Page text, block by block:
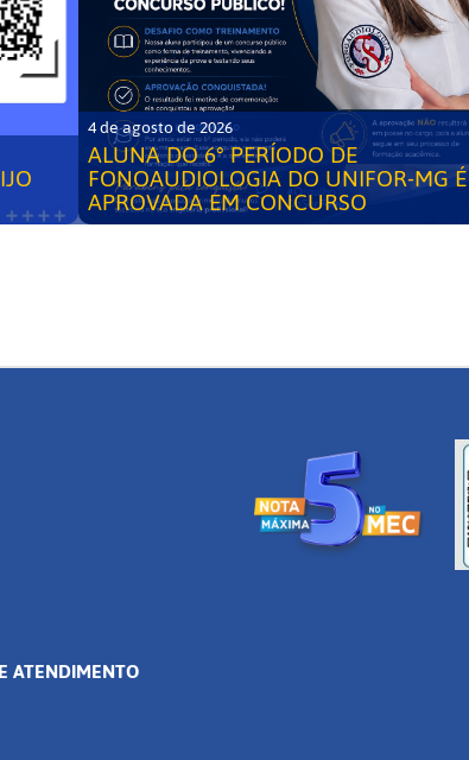
4 de agosto de 2026
ALUNA DO 6° PERÍODO DE
FONOAUDIOLOGIA DO UNIFOR-MG É
APROVADA EM CONCURSO
ATENDIMENTO